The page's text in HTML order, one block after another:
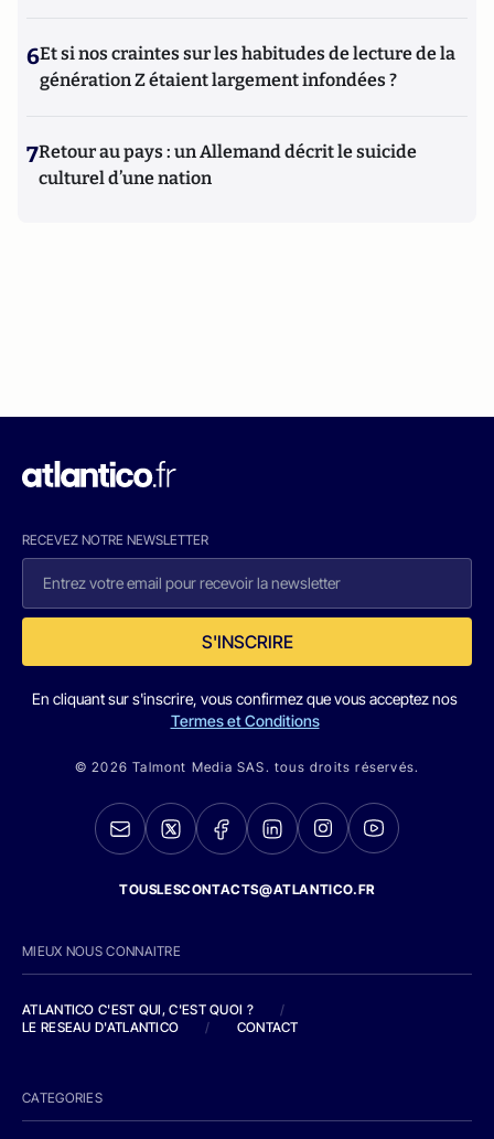
6Et si nos craintes sur les habitudes de lecture de la
génération Z étaient largement infondées ?
7Retour au pays : un Allemand décrit le suicide
culturel d’une nation
RECEVEZ NOTRE NEWSLETTER
S'INSCRIRE
En cliquant sur s'inscrire, vous confirmez que vous acceptez nos
Termes et Conditions
© 2026 Talmont Media SAS. tous droits réservés.
TOUSLESCONTACTS@ATLANTICO.FR
MIEUX NOUS CONNAITRE
ATLANTICO C'EST QUI, C'EST QUOI ?
/
LE RESEAU D'ATLANTICO
/ CONTACT
CATEGORIES